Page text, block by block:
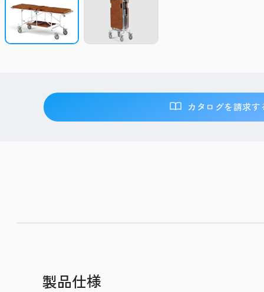
カタログを請求す
製品仕様